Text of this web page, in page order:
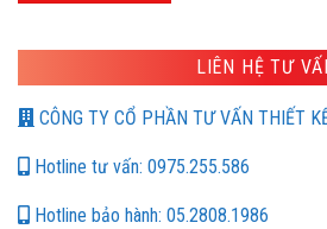
LIÊN HỆ TƯ
CÔNG TY CỔ PHẦN TƯ VẤN THIẾT
Hotline tư vấn: 0975.255.586
Hotline bảo hành: 05.2808.1986